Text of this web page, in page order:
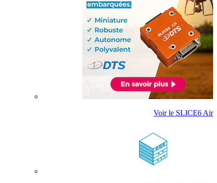
Voir le SLICE6 Air